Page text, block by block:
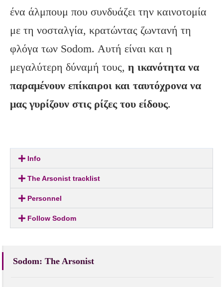
ένα άλμπουμ που συνδυάζει την καινοτομία
με τη νοσταλγία, κρατώντας ζωντανή τη
φλόγα των Sodom. Αυτή είναι και η
μεγαλύτερη δύναμή τους, η ικανότητα να
παραμένουν επίκαιροι και ταυτόχρονα να
μας γυρίζουν στις ρίζες του είδους.
Info
The Arsonist tracklist
Personnel
Follow Sodom
Sodom: The Arsonist